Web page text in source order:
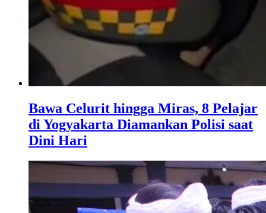
Bawa Celurit hingga Miras, 8 Pelajar
di Yogyakarta Diamankan Polisi saat
Dini Hari